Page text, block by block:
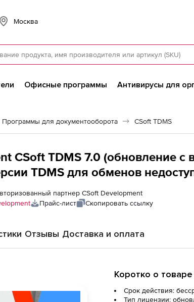
Москва
Офисные программы Антивирусы для
Программы для документооборота CSoft TDMS
CSoft TDMS 7.0 (обновление с
TDMS для обменов
лицензия, доп.
(Viewer), Upgrade)
партнер CSoft Development
Прайс-лист Скопировать ссылку
Отзывы Доставка и оплата
Коротко о товаре
Срок действия:
Тип лицензии: